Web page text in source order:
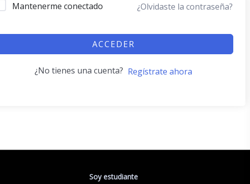
Mantenerme conectado ¿Olvidaste la contraseña?
ACCEDER
¿No tienes una cuenta? Regístrate ahora
Soy estudiante